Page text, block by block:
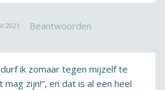
2021 Beantwoorden
ik zomaar tegen mijzelf te
zijn!”, en dat is al een heel